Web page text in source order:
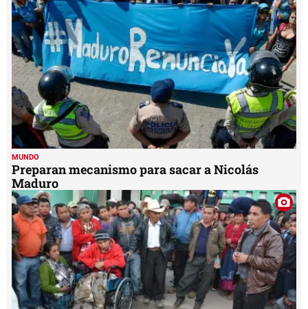
MUNDO
Preparan mecanismo para sacar a Nicolás
Maduro